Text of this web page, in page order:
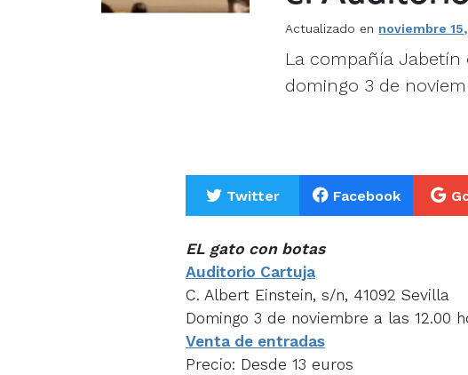
Actualizado en noviembre
La compañía
domingo 3 de
Twitter Facebook
EL gato con botas
Auditorio Cartuja
C. Albert Einstein, s/n, 41092 Sevilla
Domingo 3 de noviembre a las 12.00
Venta de entradas
Precio: Desde 13 euros